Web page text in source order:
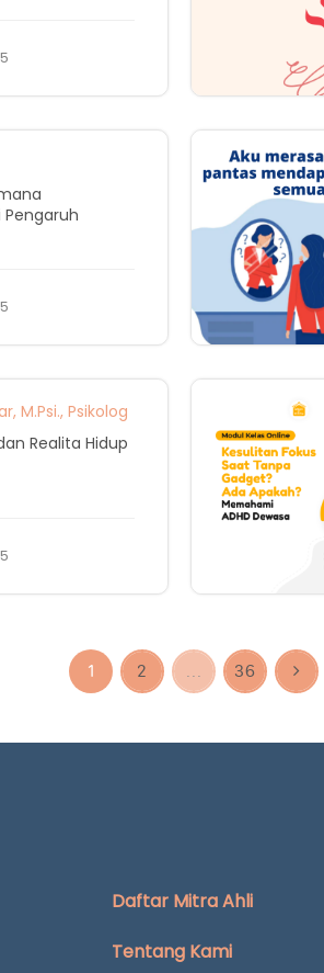
5
5
M.Psi., Psikolog
Realita Hidup
5
1 2 ... 36
Daftar Mitra Ahli
Tentang Kami